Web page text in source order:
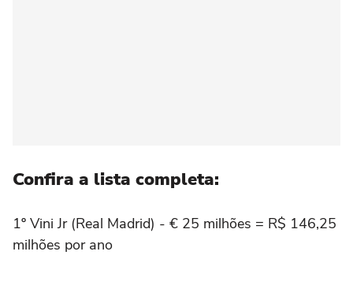
Confira a lista completa:
1º Vini Jr (Real Madrid) - € 25 milhões = R$ 146,25
milhões por ano